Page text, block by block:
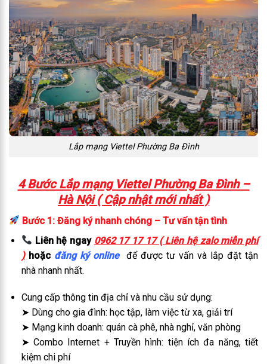
Lắp mạng Viettel Phường Ba Đình
4 Bước Lắp mạng Viettel Phường Ba Đình –
Hà Nội ( Cập nhật mới nhất )
Bước 1: Đăng ký nhanh chóng – Tư vấn tận tình
Liên hệ ngay 0962 17 17 17 ( Liên hệ zalo miễn phí
)hoặc đăng ký online
để được tư vấn và lắp đặt tận
nhà nhanh nhất.
Cung cấp thông tin địa chỉ và nhu cầu sử dụng:
➤ Dùng cho gia đình: học tập, làm việc từ xa, giải trí
➤ Mạng kinh doanh: quán cà phê, nhà nghỉ, văn phòng
➤ Combo Internet + Truyền hình: tiện ích đa năng, tiết
kiệm chi phí